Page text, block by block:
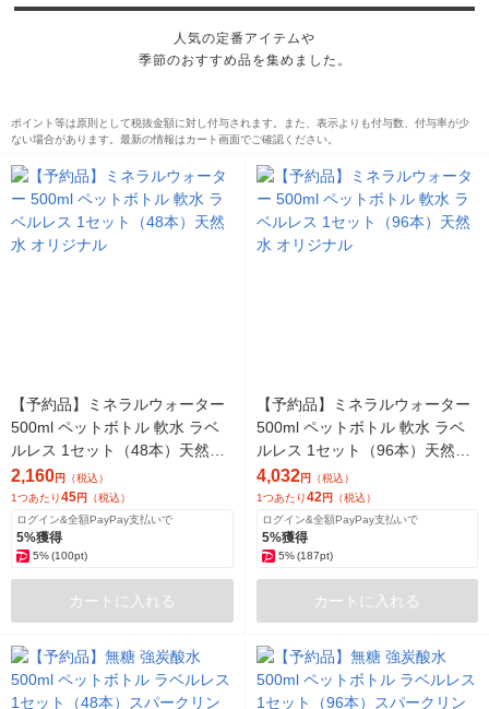
人気の定番アイテムや
季節のおすすめ品を集めました。
ポイント等は原則として税抜金額に対し付与されます。また、表示よりも付与数、付与率が少
ない場合があります。最新の情報はカート画面でご確認ください。
【予約品】ミネラルウォーター
500ml ペットボトル 軟水 ラベ
ルレス 1セット（48本）天然水
オリジナル
2,160円 （税込）
1つあたり45円 （税込）
ログイン&全額PayPay支払いで
5%獲得
5%(100pt)
カートに入れる
【予約品】ミネラルウォーター
500ml ペットボトル 軟水 ラベ
ルレス 1セット（96本）天然水
オリジナル
4,032円 （税込）
1つあたり42 円 （税込）
ログイン&全額PayPay支払いで
5%獲得
5% (187pt)
カートに入れる